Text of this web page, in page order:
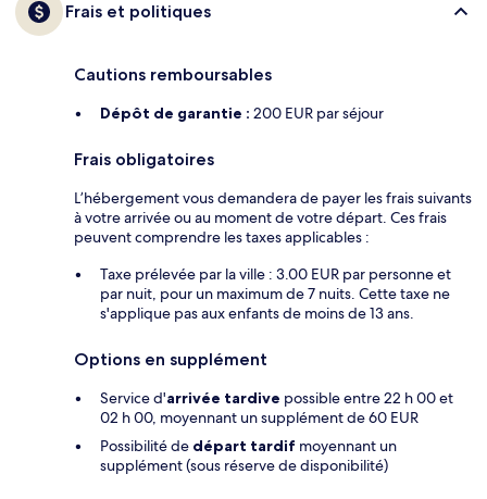
Frais et politiques
Cautions remboursables
Dépôt de garantie : 200 EUR par séjour
Frais obligatoires
L’hébergement vous demandera de payer les frais suivants
à votre arrivée ou au moment de votre départ. Ces frais
peuvent comprendre les taxes applicables :
Taxe prélevée par la ville : 3.00 EUR par personne et
par nuit, pour un maximum de 7 nuits. Cette taxe ne
s'applique pas aux enfants de moins de 13 ans.
Options en supplément
Service d'arrivée tardive possible entre 22 h 00 et
02 h 00, moyennant un supplément de 60 EUR
Possibilité de départ tardif moyennant un
supplément (sous réserve de disponibilité)